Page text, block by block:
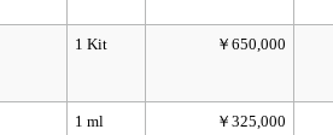
1 Kit
￥650,000
1 ml
￥325,000